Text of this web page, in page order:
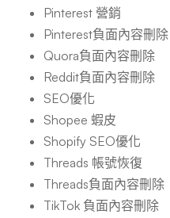
Pinterest 營銷
Pinterest負面內容刪除
Quora負面內容刪除
Reddit負面內容刪除
SEO優化
Shopee 蝦皮
Shopify SEO優化
Threads 帳號恢復
Threads負面內容刪除
TikTok 負面內容刪除